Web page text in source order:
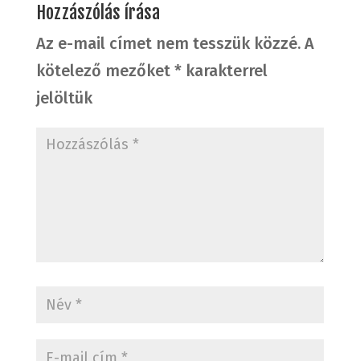
Hozzászólás írása
Az e-mail címet nem tesszük közzé. A
kötelező mezőket *karakterrel
jelöltük